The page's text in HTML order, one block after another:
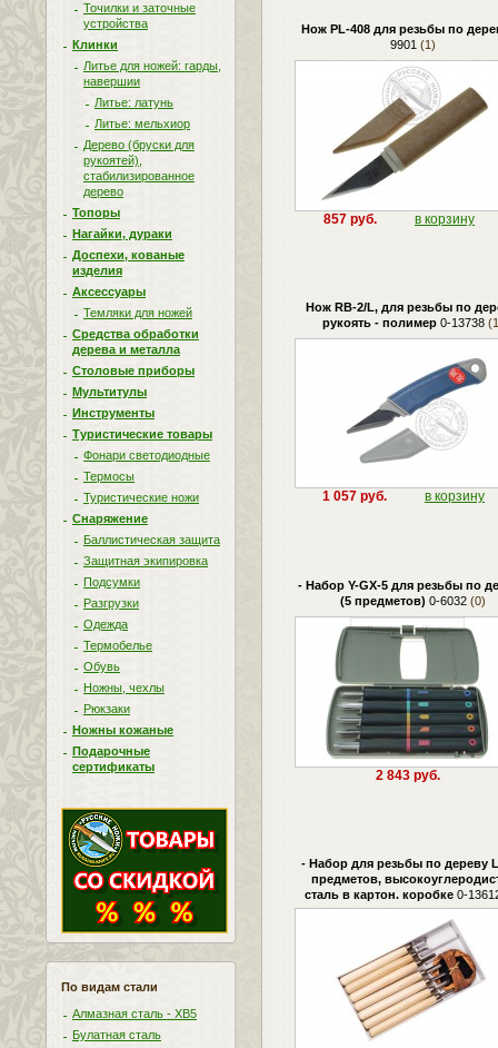
Точилки и заточные
устройства
Клинки
Литье для ножей: гарды,
навершии
Литье: латунь
Литье: мельхиор
Дерево (бруски для
рукоятей),
стабилизированное
дерево
Топоры
Нагайки, дураки
Доспехи, кованые
изделия
Аксессуары
Темляки для ножей
Средства обработки
дерева и металла
Столовые приборы
Мультитулы
Инструменты
Туристические товары
Фонари светодиодные
Термосы
Туристические ножи
Снаряжение
Баллистическая защита
Защитная экипировка
Подсумки
Разгрузки
Одежда
Термобелье
Обувь
Ножны, чехлы
Рюкзаки
Ножны кожаные
Подарочные
сертификаты
По видам стали
Алмазная сталь - ХВ5
Булатная сталь
Нож PL-408 для резьбы по
9901 (1)
857 руб. в корзину
Нож RB-2/L, для резьбы по
рукоять - полимер0-13738
1 057 руб. в корзину
- Набор Y-GX-5 для резьбы по
(5 предметов) 0-6032(0)
2 843 руб.
- Набор для резьбы по дереву
предметов,
сталь в картон. коробке 0-